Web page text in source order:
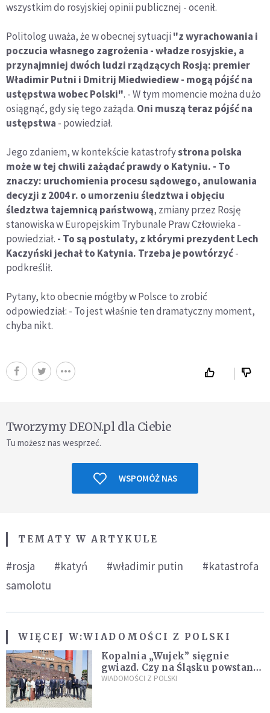
wszystkim do rosyjskiej opinii publicznej - ocenił.
Politolog uważa, że w obecnej sytuacji "z wyrachowania i
poczucia własnego zagrożenia - władze rosyjskie, a
przynajmniej dwóch ludzi rządzących Rosją: premier
Władimir Putni i Dmitrij Miedwiediew - mogą pójść na
ustępstwa wobec Polski". - W tym momencie można dużo
osiągnąć, gdy się tego zażąda. Oni muszą teraz pójść na
ustępstwa - powiedział.
Jego zdaniem, w kontekście katastrofystrona polska
może w tej chwili zażądać prawdy o Katyniu. - To
znaczy: uruchomienia procesu sądowego, anulowania
decyzji z 2004 r. o umorzeniu śledztwa i objęciu
śledztwa tajemnicą państwową, zmiany przez Rosję
stanowiska w Europejskim Trybunale Praw Człowieka -
powiedział. - To są postulaty, z którymi prezydent Lech
Kaczyński jechał to Katynia. Trzeba je powtórzyć-
podkreślił.
Pytany, kto obecnie mógłby w Polsce to zrobić
odpowiedział: - To jest właśnie ten dramatyczny moment,
chyba nikt.
Tworzymy DEON.pl dla Ciebie
Tu możesz nas wesprzeć.
WSPOMÓŻ NAS
TEMATY W ARTYKULE
#rosja #katyń #władimir putin
#katastrofa
samolotu
WIĘCEJ W:WIADOMOŚCI Z POLSKI
Kopalnia „Wujek” sięgnie
gwiazd. Czy na Śląsku powstanie
„Dolina Krzemowa”?
WIADOMOŚCI Z POLSKI